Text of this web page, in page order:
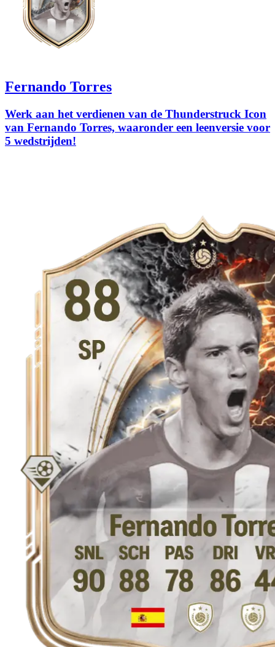
Fernando Torres
Werk aan het verdienen van de Thunderstruck Icon
van Fernando Torres, waaronder een leenversie voor
5 wedstrijden!